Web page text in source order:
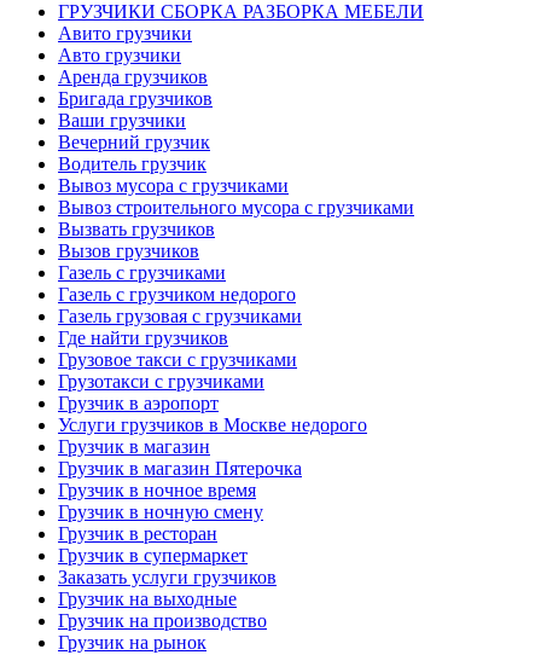
ГРУЗЧИКИ СБОРКА РАЗБОРКА МЕБЕЛИ
Авито грузчики
Авто грузчики
Аренда грузчиков
Бригада грузчиков
Ваши грузчики
Вечерний грузчик
Водитель грузчик
Вывоз мусора с грузчиками
Вывоз строительного мусора с грузчиками
Вызвать грузчиков
Вызов грузчиков
Газель с грузчиками
Газель с грузчиком недорого
Газель грузовая с грузчиками
Где найти грузчиков
Грузовое такси с грузчиками
Грузотакси с грузчиками
Грузчик в аэропорт
Услуги грузчиков в Москве недорого
Грузчик в магазин
Грузчик в магазин Пятерочка
Грузчик в ночное время
Грузчик в ночную смену
Грузчик в ресторан
Грузчик в супермаркет
Заказать услуги грузчиков
Грузчик на выходные
Грузчик на производство
Грузчик на рынок